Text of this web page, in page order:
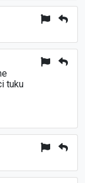
tuku